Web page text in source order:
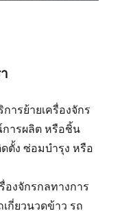
ารย้ายเครื่องจักร
ารผลิต หรือชิ้น
ตั้ง ซ่อมบำรุง หรือ
องจักรกลทางการ
กี่ยวนวดข้าว รถ